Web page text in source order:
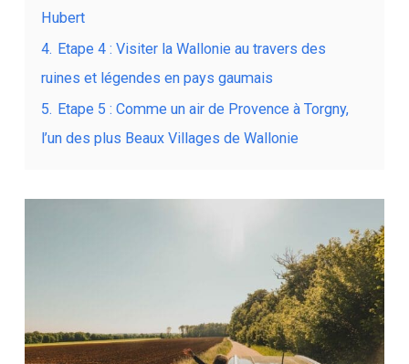
Hubert
4. Etape 4 : Visiter la Wallonie au travers des
ruines et légendes en pays gaumais
5. Etape 5 : Comme un air de Provence à Torgny,
l’un des plus Beaux Villages de Wallonie